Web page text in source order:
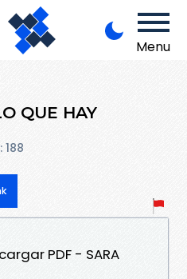
Menu
QUE HAY
188
PDF - SARA